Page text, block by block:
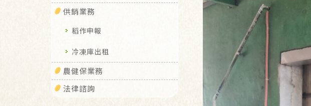
供銷業務
稻作申報
冷凍庫出租
農健保業務
法律諮詢